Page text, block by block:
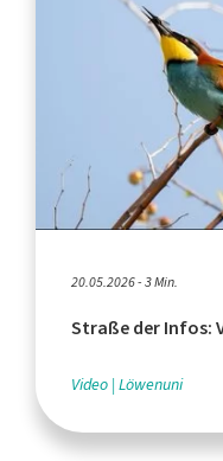
20.05.2026 - 3 Min.
Straße der Infos:
Video Löwenuni